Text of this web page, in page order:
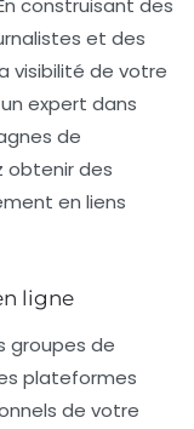
construisant des
et des
visibilité de votre
expert dans
de
obtenir des
en liens
ligne
groupes de
plateformes
de votre